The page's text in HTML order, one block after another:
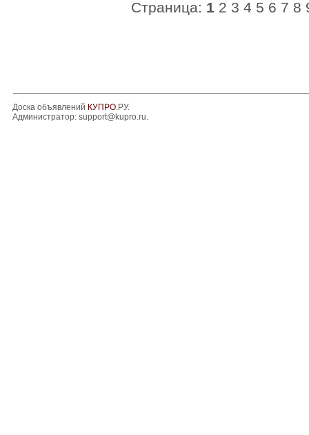
Страница: 1 2 3 4 5 6 7 8
Доска объявлений КУПРО.РУ.
Администратор: support@kupro.ru.